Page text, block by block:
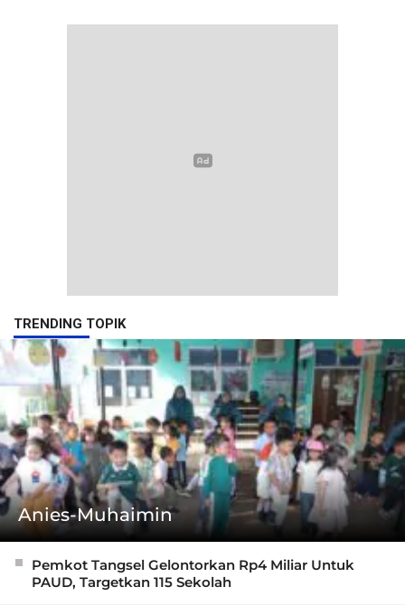
TRENDING TOPIK
Anies-Muhaimin
Pemkot Tangsel Gelontorkan Rp4 Miliar Untuk
PAUD, Targetkan 115 Sekolah